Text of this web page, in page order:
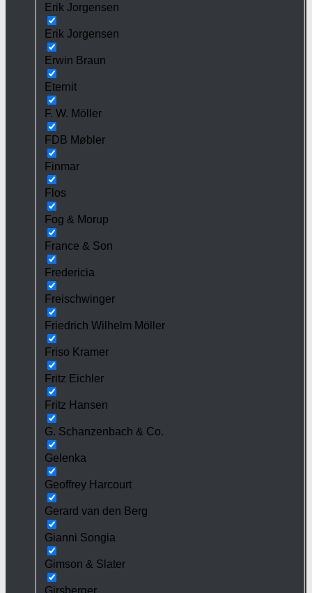
Erik Jorgensen
Erik Jorgensen
Erwin Braun
Eternit
F. W. Möller
FDB Møbler
Finmar
Flos
Fog & Morup
France & Son
Fredericia
Freischwinger
Friedrich Wilhelm Möller
Friso Kramer
Fritz Eichler
Fritz Hansen
G. Schanzenbach & Co.
Gelenka
Geoffrey Harcourt
Gerard van den Berg
Gianni Songia
Gimson & Slater
Girsberger